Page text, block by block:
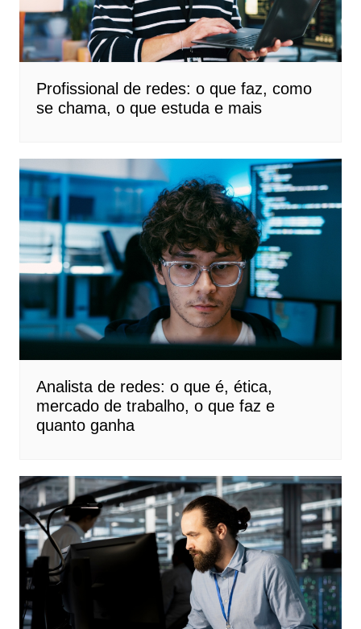
Profissional de redes: o que faz, como
se chama, o que estuda e mais
Analista de redes: o que é, ética,
mercado de trabalho, o que faz e
quanto ganha